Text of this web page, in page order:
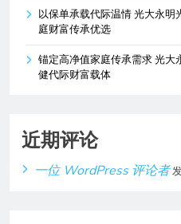
以保单承载代际温情 光大永
庭财富传承优选
锚定高净值家庭传承需求 光
健代际财富载体
近期评论
一位 WordPress 评论者